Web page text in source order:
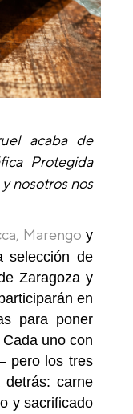
acaba de
Protegida
nosotros nos
Marengo y
selección de
Zaragoza y
en
para poner
uno con
pero los tres
carne
y sacrificado